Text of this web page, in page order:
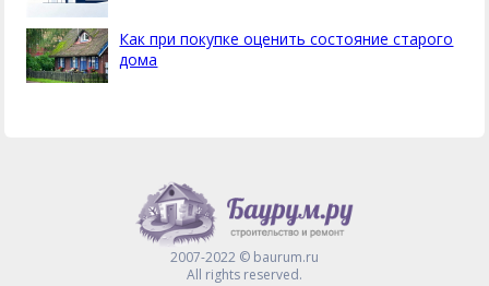
Как при покупке оценить состояние старого
дома
2007-2022 © baurum.ru
All rights reserved.